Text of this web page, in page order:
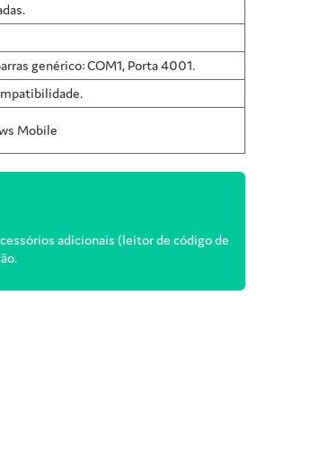
genérico: COM1, Porta 4001.
Mobile
adicionais (leitor de código de